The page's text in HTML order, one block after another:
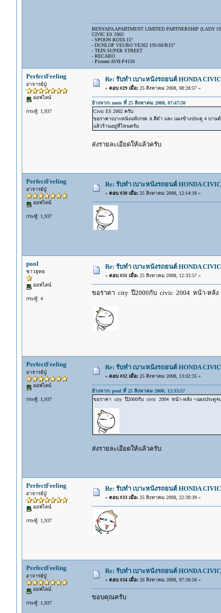
BENYAPA APARTMENT LIMITED PARTNERSHIP (LADY
CIVIC ES 2002
- SPOON ROTA 15"
- DUNLOP VEURO VE302 195/60/R15"
- TEIN SUPER STREET
- RECARO
- Pioneer AVH-P4150
PerfectFeeling
อาจารย์ปู่
ออฟไลน์
กระทู้: 1,937
Re: รับทำ เบาะหนังรถยนต์ HONDA
« ตอบ #29 เมื่อ:25 สิงหาคม 2008, 08:28:57 »
อ้างจาก: mots ที่ 25 สิงหาคม 2008, 07:47:50
Civic ES 2002 ครับ
ขอราคาเบาะหนังแท้เกรด A สีดำ และ แผงข้างประตู 4 บาน
แล้วร้านอยู่ที่ไหนครับ
ส่งรายละเอียดให้แล้วครับ
PerfectFeeling
อาจารย์ปู่
ออฟไลน์
กระทู้: 1,937
Re: รับทำ เบาะหนังรถยนต์ HONDA
« ตอบ #30 เมื่อ:25 สิงหาคม 2008, 12:14:18 »
pool
ชาวยุทธ
ออฟไลน์
กระทู้: 4
Re: รับทำ เบาะหนังรถยนต์ HONDA
« ตอบ #31 เมื่อ:25 สิงหาคม 2008, 12:33:57 »
ขอราคา city ปี2000กับ civic 2004 หน้า-หลัง
PerfectFeeling
อาจารย์ปู่
ออฟไลน์
กระทู้: 1,937
Re: รับทำ เบาะหนังรถยนต์ HONDA
« ตอบ #32 เมื่อ:25 สิงหาคม 2008, 13:02:35 »
อ้างจาก: pool ที่ 25 สิงหาคม 2008, 12:33:57
ขอราคา city ปี2000กับ civic 2004 หน้า-หลัง +แผงประตู4
ส่งรายละเอียดให้แล้วครับ
PerfectFeeling
อาจารย์ปู่
ออฟไลน์
กระทู้: 1,937
Re: รับทำ เบาะหนังรถยนต์ HONDA
« ตอบ #33 เมื่อ:25 สิงหาคม 2008, 22:39:39 »
PerfectFeeling
อาจารย์ปู่
ออฟไลน์
กระทู้: 1,937
Re: รับทำ เบาะหนังรถยนต์ HONDA
« ตอบ #34 เมื่อ:26 สิงหาคม 2008, 07:58:58 »
ขอบคุณครับ